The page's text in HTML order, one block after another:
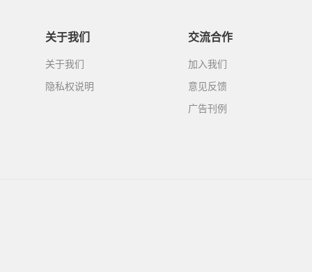
关于我们
关于我们
隐私权说明
交流合作
加入我们
意见反馈
广告刊例